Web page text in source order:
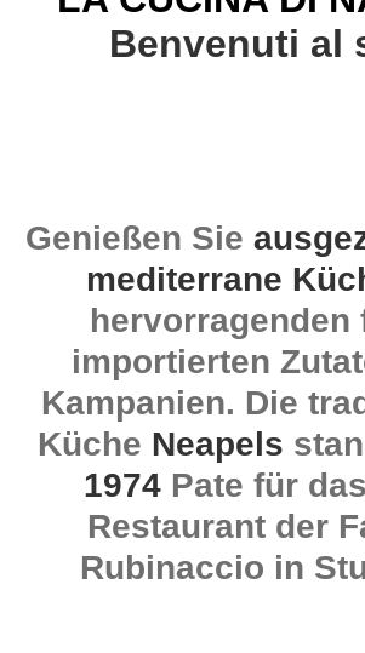
Benvenuti al
Genießen Sie
mediterrane
hervorragenden
importierten
Kampanien. Die
Küche Neapels
1974 Pate für
Restaurant der
Rubinaccio in